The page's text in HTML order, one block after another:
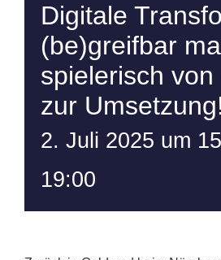
Digitale
(be)greifbar
spielerisch
zur Umsetzung!
2. Juli 2025 um
19:00